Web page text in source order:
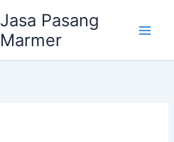
Jasa Pasang
Marmer